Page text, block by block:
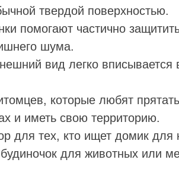
твердой поверхностью.
помогают частично
шума.
вид легко
которые любят
и иметь свою территорию.
для тех, кто ищет домик для
для животных или